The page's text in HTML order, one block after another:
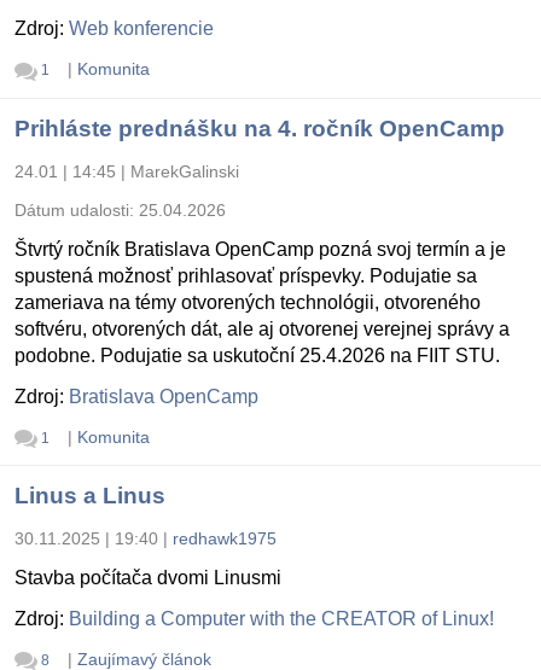
Zdroj: Web konferencie
1 | Komunita
Prihláste prednášku na 4. ročník OpenCamp
24.01 | 14:45 | MarekGalinski
Dátum udalosti: 25.04.2026
Štvrtý ročník Bratislava OpenCamp pozná svoj termín a je
spustená možnosť prihlasovať príspevky. Podujatie sa
zameriava na témy otvorených technológii, otvoreného
softvéru, otvorených dát, ale aj otvorenej verejnej správy a
podobne. Podujatie sa uskutoční 25.4.2026 na FIIT STU.
Zdroj: Bratislava OpenCamp
1 | Komunita
Linus a Linus
30.11.2025 | 19:40 | redhawk1975
Stavba počítača dvomi Linusmi
Zdroj: Building a Computer with the CREATOR of Linux!
8 | Zaujímavý článok